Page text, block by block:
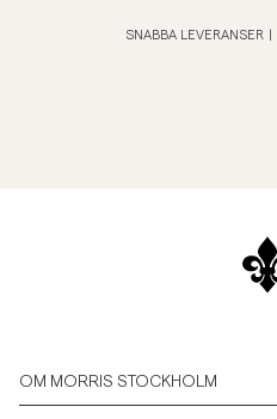
SNABBA LEVERANSER
OM MORRIS STOCKHOLM